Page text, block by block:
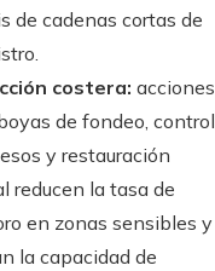
de cadenas cortas de
costera: acciones
de fondeo, control
y restauración
reducen la tasa de
en zonas sensibles y
la capacidad de